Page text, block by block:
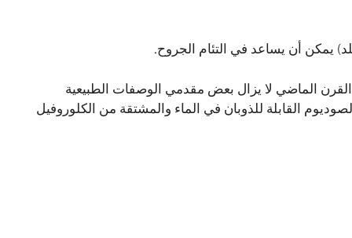
يمكن أن يساعد في التئام الجروح.
الماضي لا يزال بعض مقدمي الوصفات الطبيعية
القابلة للذوبان في الماء والمشتقة من الكلوروفيل